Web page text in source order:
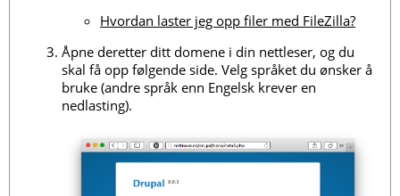
Hvordan laster jeg opp filer med FileZilla?
Åpne deretter ditt domene i din nettleser, og du
skal få opp følgende side. Velg språket du ønsker å
bruke (andre språk enn Engelsk krever en
nedlasting).